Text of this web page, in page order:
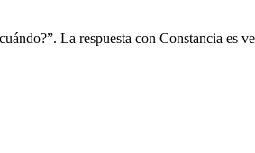
La respuesta con Constancia es